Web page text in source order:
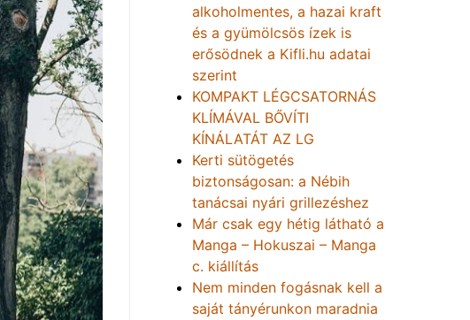
alkoholmentes, a hazai kraft
és a gyümölcsös ízek is
erősödnek a Kifli.hu adatai
szerint
KOMPAKT LÉGCSATORNÁS
KLÍMÁVAL BŐVÍTI
KÍNÁLATÁT AZ LG
Kerti sütögetés
biztonságosan: a Nébih
tanácsai nyári grillezéshez
Már csak egy hétig látható a
Manga – Hokuszai – Manga
c. kiállítás
Nem minden fogásnak kell a
saját tányérunkon maradnia